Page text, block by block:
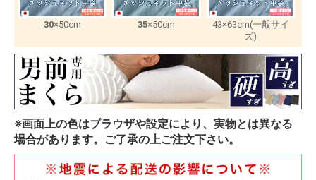
30×50cm 35×50cm
43×63cm(一般サイ
ズ)
※画面上の色はブラウザや設定により、実物とは異なる
場合があります。ご了承の上ご注文下さい。